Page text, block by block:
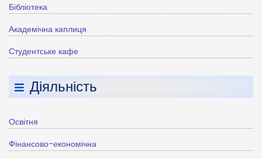
Бібліотека
Академічна каплиця
Студентське кафе
Діяльність
Освітня
Фінансово-економічна